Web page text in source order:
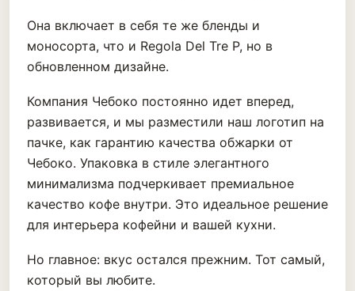
Она включает в себя те же бленды и
моносорта, что и Regola Del Tre P, но в
обновленном дизайне.
Компания Чебоко постоянно идет вперед,
развивается, и мы разместили наш логотип на
пачке, как гарантию качества обжарки от
Чебоко. Упаковка в стиле элегантного
минимализма подчеркивает премиальное
качество кофе внутри. Это идеальное решение
для интерьера кофейни и вашей кухни.
Но главное: вкус остался прежним. Тот самый,
который вы любите.